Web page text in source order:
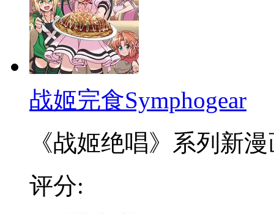
战姬完食Symphogear
《战姬绝唱》系列新
评分: